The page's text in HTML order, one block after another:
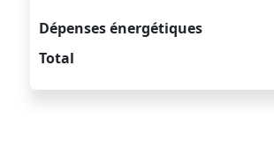
Dépenses énergétiques
Total